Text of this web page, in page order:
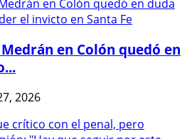
en Colón quedó en
2026